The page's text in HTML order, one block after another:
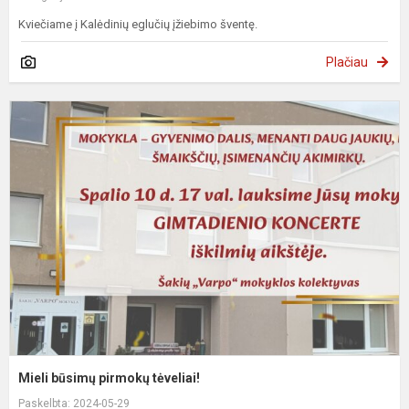
Kviečiame į Kalėdinių eglučių įžiebimo šventę.
Plačiau
Mieli būsimų pirmokų tėveliai!
Paskelbta: 2024-05-29